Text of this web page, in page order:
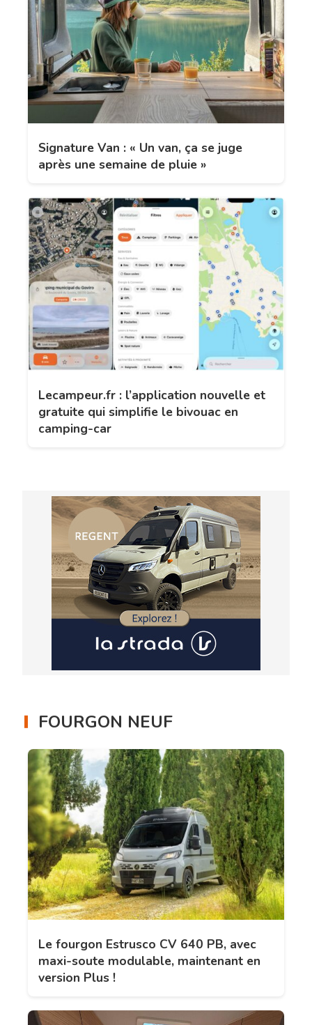
Signature Van : « Un van, ça se juge
après une semaine de pluie »
Lecampeur.fr : l’application nouvelle et
gratuite qui simplifie le bivouac en
camping-car
FOURGON NEUF
Le fourgon Estrusco CV 640 PB, avec
maxi-soute modulable, maintenant en
version Plus !